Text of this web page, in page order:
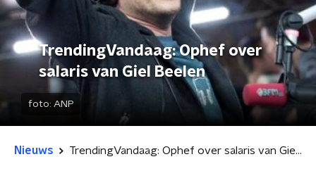
TrendingVandaag: Ophef over
salaris van Giel Beelen
foto: ANP
Nieuws TrendingVandaag: Ophef over salaris van Giel Beelen